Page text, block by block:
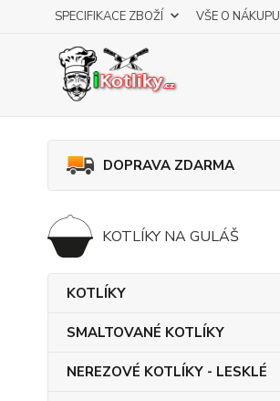
SPECIFIKACE ZBOŽÍ VŠE O NÁKUPU
DOPRAVA ZDARMA
KOTLÍKY NA GULÁŠ
KOTLÍKY
SMALTOVANÉ KOTLÍKY
NEREZOVÉ KOTLÍKY - LESKLÉ